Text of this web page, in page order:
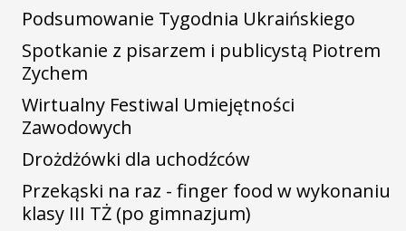
Podsumowanie Tygodnia Ukraińskiego
Spotkanie z pisarzem i publicystą Piotrem
Zychem
Wirtualny Festiwal Umiejętności
Zawodowych
Drożdżówki dla uchodźców
Przekąski na raz - finger food w wykonaniu
klasy III TŻ (po gimnazjum)